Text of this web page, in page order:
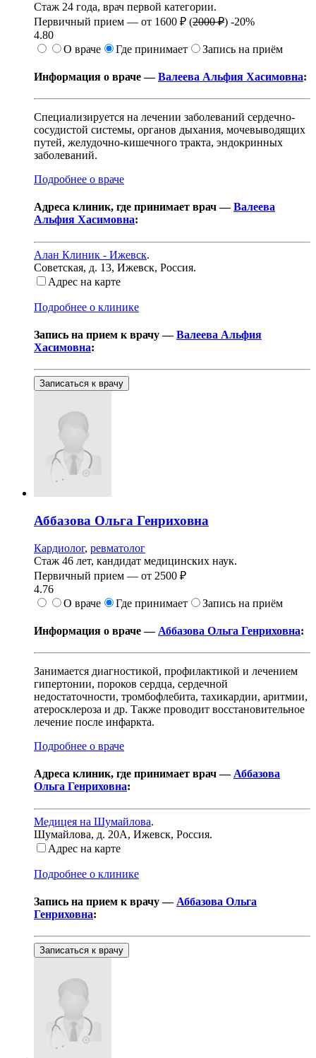
Стаж 24 года, врач первой категории.
Первичный прием — от 1600 ₽ (2000 ₽) -20%
4.80
О враче
Где принимает Запись на приём
Информация о враче —Валеева Альфия Хасимовна:
Специализируется на лечении заболеваний сердечно-
сосудистой системы, органов дыхания, мочевыводящих
путей, желудочно-кишечного тракта, эндокринных
заболеваний.
Подробнее о враче
Адреса клиник, где принимает врач —Валеева
Альфия Хасимовна:
Алан Клиник - Ижевск.
Советская, д. 13, Ижевск, Россия.
Адрес на карте
Подробнее о клинике
Запись на прием к врачу —Валеева Альфия
Хасимовна:
Записаться к врачу
Аббазова Ольга Генриховна
Кардиолог, ревматолог
Стаж 46 лет, кандидат медицинских наук.
Первичный прием — от 2500 ₽
4.76
О враче
Где принимает Запись на приём
Информация о враче — Аббазова Ольга Генриховна:
Занимается диагностикой, профилактикой и лечением
гипертонии, пороков сердца, сердечной
недостаточности, тромбофлебита, тахикардии, аритмии,
атеросклероза и др. Также проводит восстановительное
лечение после инфаркта.
Подробнее о враче
Адреса клиник, где принимает врач —Аббазова
Ольга Генриховна:
Медицея на Шумайлова.
Шумайлова, д. 20А, Ижевск, Россия.
Адрес на карте
Подробнее о клинике
Запись на прием к врачу — Аббазова Ольга
Генриховна:
Записаться к врачу